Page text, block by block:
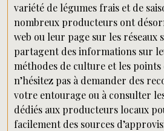
variété de légumes frais et de
nombreux producteurs ont
web ou leur page sur les réseaux
partagent des informations sur
méthodes de culture et les
n’hésitez pas à demander des
votre entourage ou à consulter
dédiés aux producteurs locaux
facilement des sources